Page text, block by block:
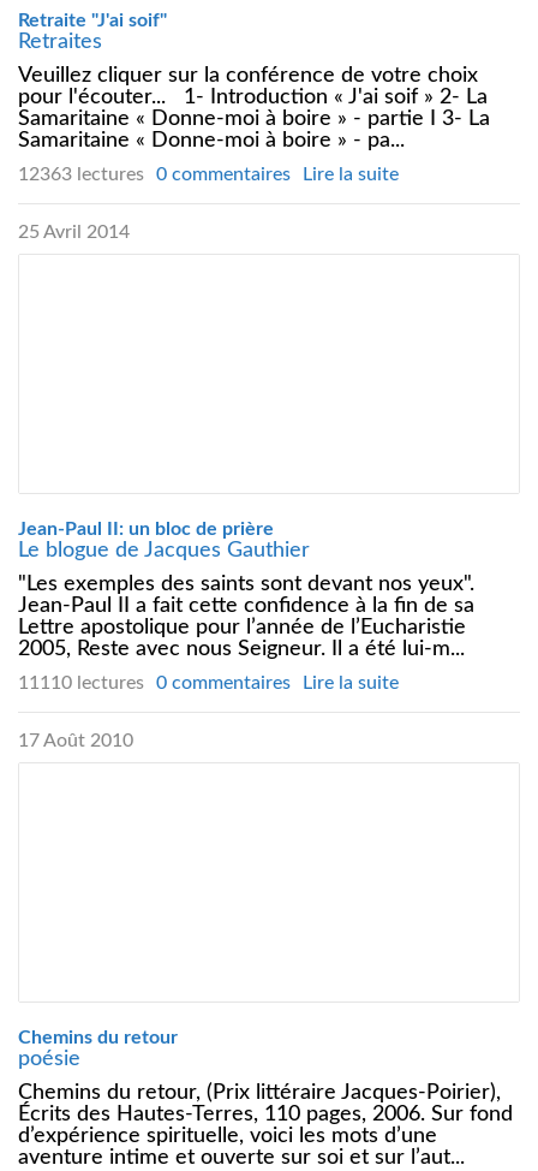
Retraite "J'ai soif"
Retraites
Veuillez cliquer sur la conférence de votre choix
pour l'écouter... 1- Introduction « J'ai soif » 2- La
Samaritaine « Donne-moi à boire » - partie I 3- La
Samaritaine « Donne-moi à boire » - pa...
12363 lectures 0 commentaires Lire la suite
25 Avril 2014
Jean-Paul II: un bloc de prière
Le blogue de Jacques Gauthier
"Les exemples des saints sont devant nos yeux".
Jean-Paul II a fait cette confidence à la fin de sa
Lettre apostolique pour l’année de l’Eucharistie
2005, Reste avec nous Seigneur. Il a été lui-m...
11110 lectures 0 commentaires Lire la suite
17 Août 2010
Chemins du retour
poésie
Chemins du retour, (Prix littéraire Jacques-Poirier),
Écrits des Hautes-Terres, 110 pages, 2006. Sur fond
d’expérience spirituelle, voici les mots d’une
aventure intime et ouverte sur soi et sur l’aut...